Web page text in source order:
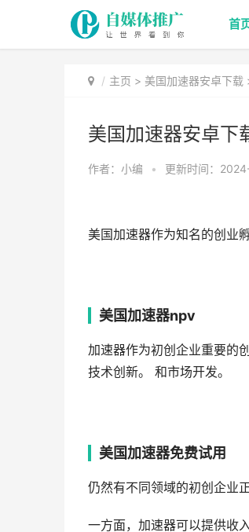
首
主页 > 美国加速器安卓下载
美国加速器安卓下
作者：小编 • 更新时间：
美国加速器作为知名的创业
美国加速器npv
加速器作为初创企业重要的
技术创新。 和市场开发。
美国加速器免费试用
仍然有不同领域的初创企业
一方面，加速器可以提供收